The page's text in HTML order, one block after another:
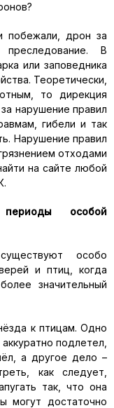
побежали, дрон за
В
или заповедника
Теоретически,
то дирекция
нарушение правил
гибели и так
Нарушение правил
отходами
на сайте любой
особой
особо
и птиц, когда
значительный
к птицам. Одно
подлетел,
а другое дело –
как следует,
так, что она
могут достаточно